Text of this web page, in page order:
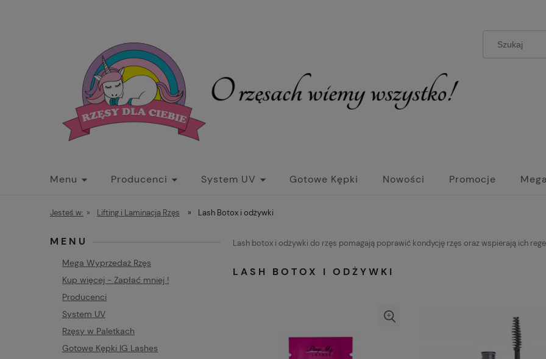
Menu Producenci System UV Gotowe Kępki Nowości Promocje
Darmowa Wysyłka Kup więcej - Zapłać mniej !
Jesteś w: » Lifting i Laminacja Rzęs » Lash Botox i odżywki
MENU
Mega Wyprzedaż Rzęs
Kup więcej - Zapłać mniej !
Producenci
System UV
Rzęsy w Paletkach
Gotowe Kępki IG Lashes
Lash botox i odżywki do rzęs pomagają poprawić kondycję rzęs oraz wspierają ich
LASH BOTOX I ODŻYWKI